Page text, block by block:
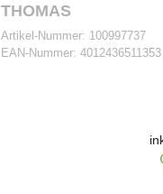
THOMAS
Artikel-Nummer: 100997737
EAN-Nummer: 4012436511353